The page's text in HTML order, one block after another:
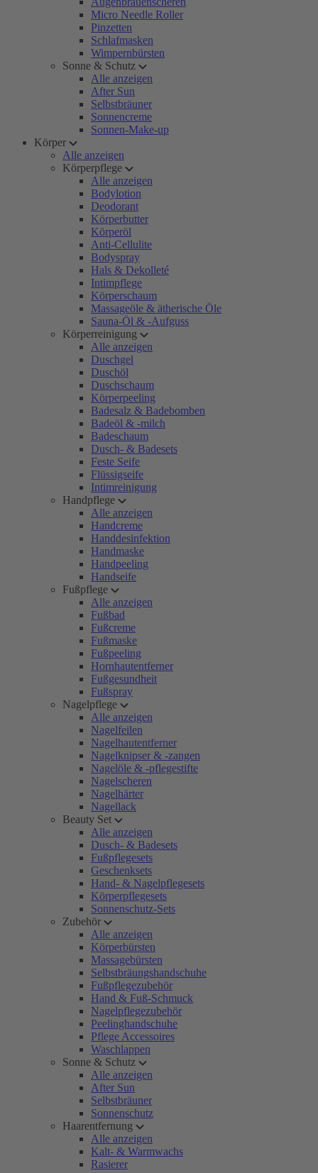
Micro Needle Roller
Pinzetten
Schlafmasken
Wimpernbürsten
Sonne & Schutz
Alle anzeigen
After Sun
Selbstbräuner
Sonnencreme
Sonnen-Make-up
Körper
Alle anzeigen
Körperpflege
Alle anzeigen
Bodylotion
Deodorant
Körperbutter
Körperöl
Anti-Cellulite
Bodyspray
Hals & Dekolleté
Intimpflege
Körperschaum
Massageöle & ätherische Öle
Sauna-Öl & -Aufguss
Körperreinigung
Alle anzeigen
Duschgel
Duschöl
Duschschaum
Körperpeeling
Badesalz & Badebomben
Badeöl & -milch
Badeschaum
Dusch- & Badesets
Feste Seife
Flüssigseife
Intimreinigung
Handpflege
Alle anzeigen
Handcreme
Handdesinfektion
Handmaske
Handpeeling
Handseife
Fußpflege
Alle anzeigen
Fußbad
Fußcreme
Fußmaske
Fußpeeling
Hornhautentferner
Fußgesundheit
Fußspray
Nagelpflege
Alle anzeigen
Nagelfeilen
Nagelhautentferner
Nagelknipser & -zangen
Nagelöle & -pflegestifte
Nagelscheren
Nagelhärter
Nagellack
Beauty Set
Alle anzeigen
Dusch- & Badesets
Fußpflegesets
Geschenksets
Hand- & Nagelpflegesets
Körperpflegesets
Sonnenschutz-Sets
Zubehör
Alle anzeigen
Körperbürsten
Massagebürsten
Selbstbräungshandschuhe
Fußpflegezubehör
Hand & Fuß-Schmuck
Nagelpflegezubehör
Peelinghandschuhe
Pflege Accessoires
Waschlappen
Sonne & Schutz
Alle anzeigen
After Sun
Selbstbräuner
Sonnenschutz
Haarentfernung
Alle anzeigen
Kalt- & Warmwachs
Rasierer